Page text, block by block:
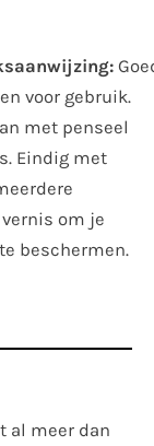
voor gebruik.
met penseel
Eindig met
om je
beschermen.
al meer dan